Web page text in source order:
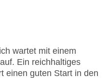
wartet mit einem
Ein reichhaltiges
einen guten Start in den